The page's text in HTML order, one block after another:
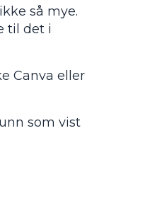
så mye.
til det i
Canva eller
som vist